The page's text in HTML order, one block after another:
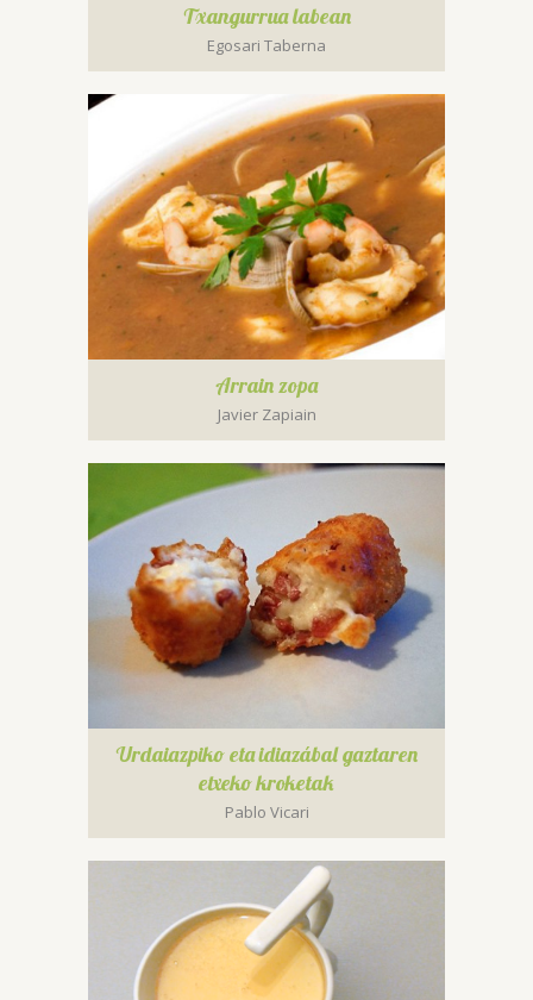
Txangurrua labean
Egosari Taberna
Arrain zopa
Javier Zapiain
Urdaiazpiko eta idiazábal gaztaren
etxeko kroketak
Pablo Vicari